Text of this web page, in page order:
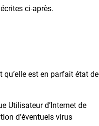
ci-après.
est en parfait état de
Utilisateur d’Internet de
d’éventuels virus